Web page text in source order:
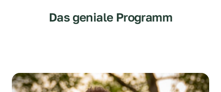
Das geniale Programm